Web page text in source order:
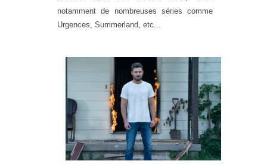
notamment de nombreuses séries comme
Urgences, Summerland, etc...